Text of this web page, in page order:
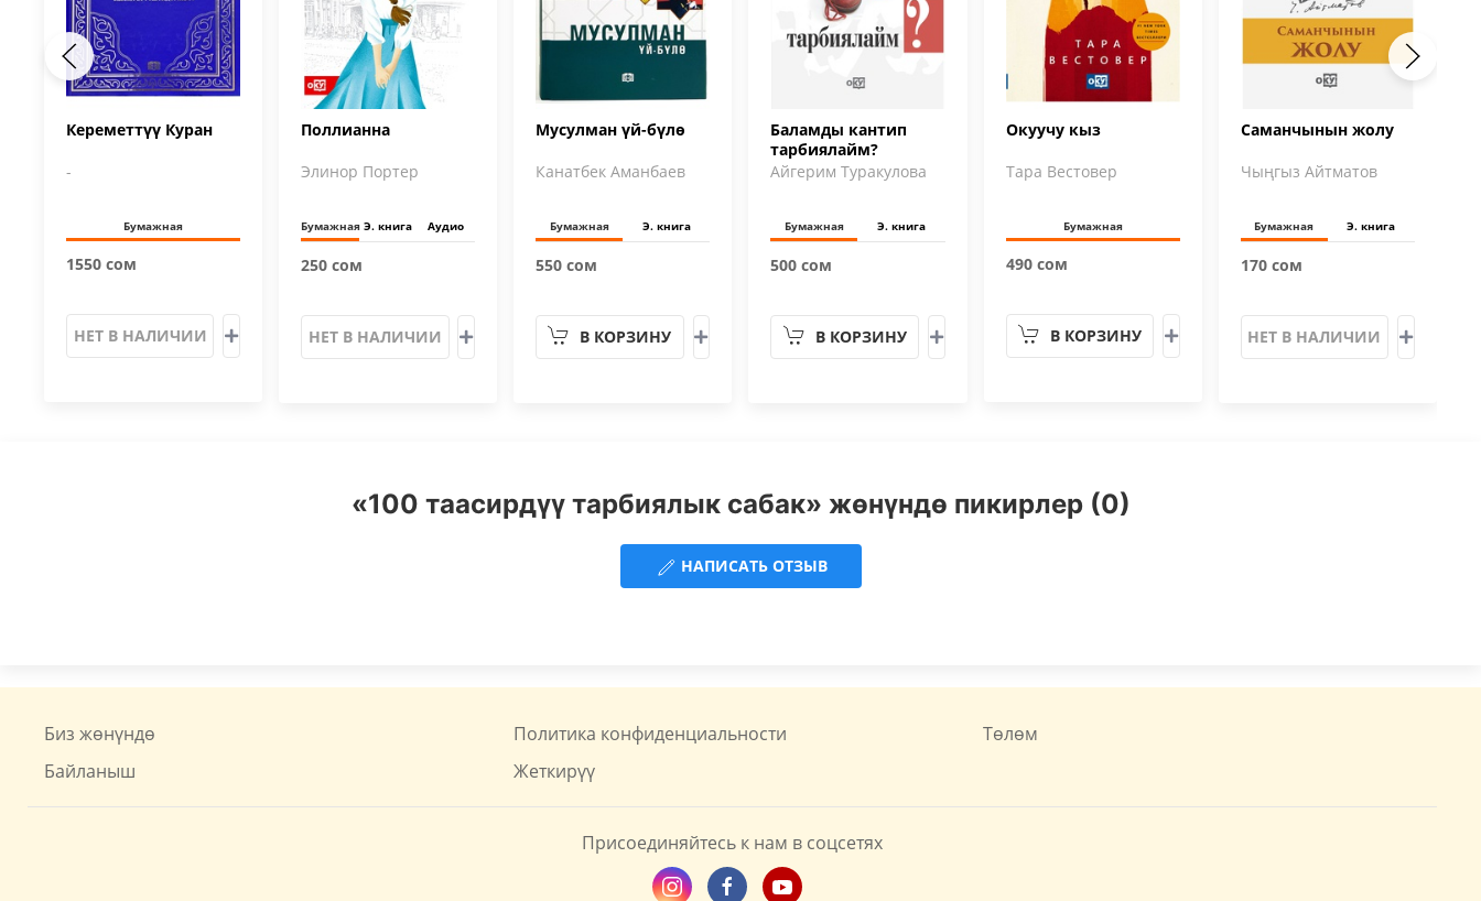
Кереметтүү Куран
-
Бумажная
1550 сом
НЕТ В НАЛИЧИИ
Поллианна
Элинор Портер
Бумажная Э. книга Аудио
250 сом
НЕТ В НАЛИЧИИ
Мусулман үй-бүлө
Канатбек Аманбаев
Бумажная Э. книга
550 сом
В КОРЗИНУ
Баламды кантип
тарбиялайм?
Айгерим Туракулова
Бумажная Э. книга
500 сом
В КОРЗИНУ
Окуучу кыз
Тара Вестовер
Бумажная
490 сом
В КОРЗИНУ
Саманчынын жолу
Чыңгыз Айтматов
Бумажная Э. книга
170 сом
НЕТ В НАЛИЧИИ
«100 таасирдүү тарбиялык сабак» жөнүндө пикирлер (0)
НАПИСАТЬ ОТЗЫВ
Биз жөнүндө Политика конфиденциальности
Төлөм
Байланыш
Жеткирүү
Присоединяйтесь к нам в соцсетях